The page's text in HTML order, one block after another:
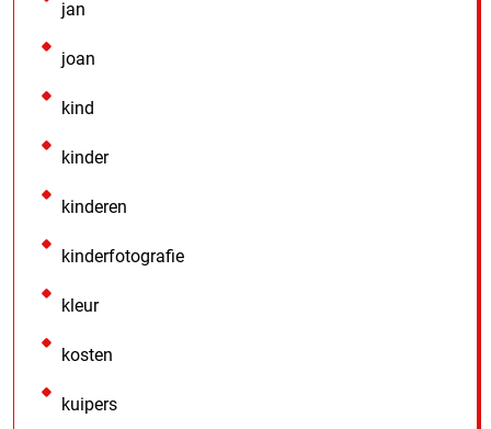
jan
joan
kind
kinder
kinderen
kinderfotografie
kleur
kosten
kuipers